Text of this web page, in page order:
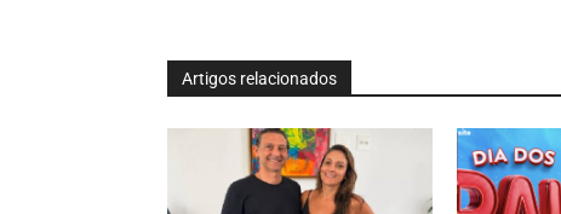
Artigos relacionados